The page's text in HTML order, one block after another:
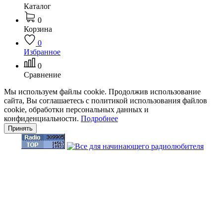
Каталог
0
Корзина
0
Избранное
0
Сравнение
Мы используем файлы cookie. Продолжив использование
сайта, Вы соглашаетесь с политикой использования файлов
cookie, обработки персональных данных и
конфиденциальности. Подробнее
Принять